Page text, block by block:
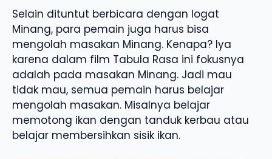
Selain dituntut berbicara dengan logat
Minang, para pemain juga harus bisa
mengolah masakan Minang. Kenapa? Iya
karena dalam film Tabula Rasa ini fokusnya
adalah pada masakan Minang. Jadi mau
tidak mau, semua pemain harus belajar
mengolah masakan. Misalnya belajar
memotong ikan dengan tanduk kerbau atau
belajar membersihkan sisik ikan.